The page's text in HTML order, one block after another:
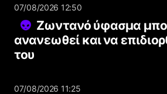
07/08/2026 12:50
Ζωντανό ύφασμα
ανανεωθεί και να
του
07/08/2026 11:25